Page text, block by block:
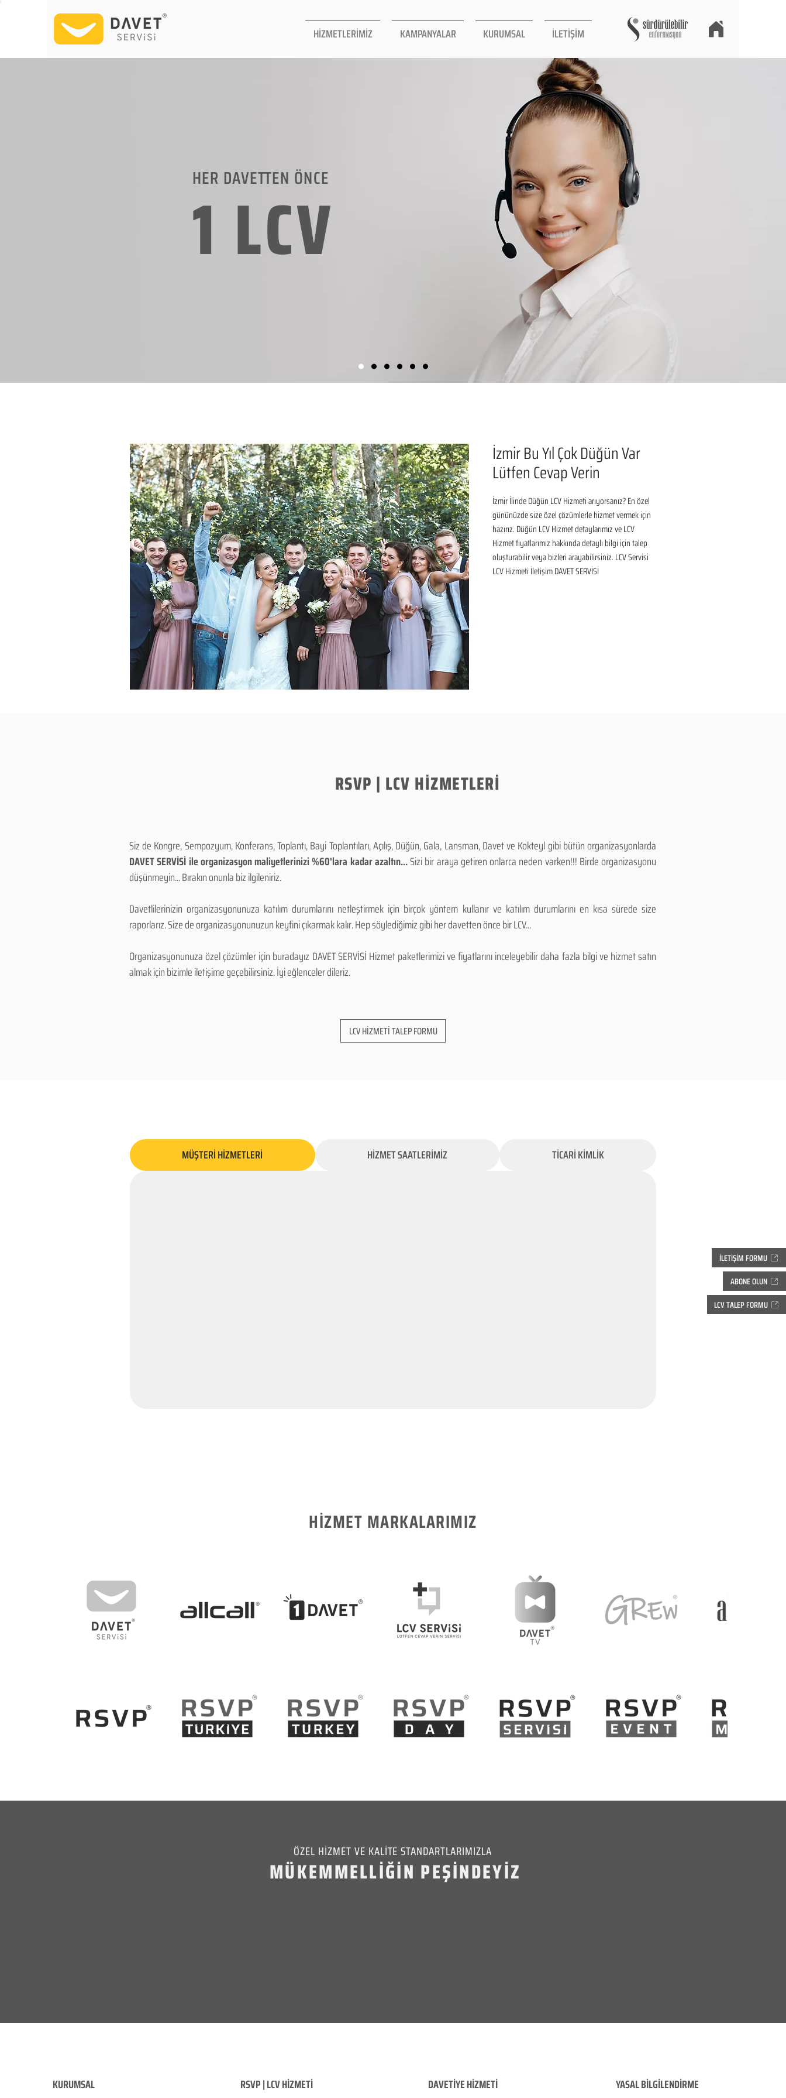
HİZMETLERİMİZ KAMPANYALAR KURUMSAL İLETİŞİM
ABONE OLUN
LCV TALEP FORMU
İLETİŞİM FORMU
HER DAVETTEN ÖNCE
1 LCV
İzmir Bu Yıl Çok Düğün Var
Lütfen Cevap Verin
İzmir İlinde Düğün LCV Hizmeti arıyorsanız? En özel
gününüzde size özel çözümlerle hizmet vermek için
hazırız. Düğün LCV Hizmet detaylarımız ve LCV
Hizmet fiyatlarımız hakkında detaylı bilgi için talep
oluşturabilir veya bizleri arayabilirsiniz. LCV Servisi
LCV Hizmeti İletişim DAVET SERVİSİ
RSVP | LCV HİZMETLERİ
Siz de Kongre, Sempozyum, Konferans, Toplantı, Bayi Toplantıları, Açılış, Düğün, Gala, Lansman, Davet ve Kokteyl gibi bütün organizasyonlarda
DAVET SERVİSİ ile organizasyon maliyetlerinizi %60'lara kadar azaltın...Sizi bir araya getiren onlarca neden varken!!! Birde organizasyonu
düşünmeyin... Bırakın onunla biz ilgileniriz.
Davetlilerinizin organizasyonunuza katılım durumlarını netleştirmek için birçok yöntem kullanır ve katılım durumlarını en kısa sürede size
raporlarız. Size de organizasyonunuzun keyfini çıkarmak kalır. Hep söylediğimiz gibi her davetten önce bir LCV...
Organizasyonunuza özel çözümler için buradayız DAVET SERVİSİ Hizmet paketlerimizi ve fiyatlarını inceleyebilir daha fazla bilgi ve hizmet satın
almak için bizimle iletişime geçebilirsiniz. İyi eğlenceler dileriz.
LCV HİZMETİ TALEP FORMU
MÜŞTERİ HİZMETLERİ HİZMET SAATLERİMİZ TİCARİ KİMLİK
HİZMET MARKALARIMIZ
ÖZEL HİZMET VE KALİTE STANDARTLARIMIZLA
MÜKEMMELLİĞİN PEŞİNDEYİZ
KURUMSAL RSVP | LCV HİZMETİ DAVETİYE HİZMETİ YASAL BİLGİLENDİRME